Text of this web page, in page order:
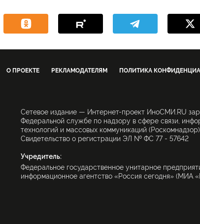
О ПРОЕКТЕ РЕКЛАМОДАТЕЛЯМ ПОЛИТИКА
Сетевое издание — Интернет-проект ИноСМИ.RU
Федеральной службе по надзору в сфере связи,
технологий и массовых коммуникаций
Свидетельство о регистрации ЭЛ № ФС 77 - 57642
Учредитель:
Федеральное государственное унитарное
информационное агентство «Россия сегодня» (МИА